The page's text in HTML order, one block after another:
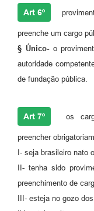
Art 6º
preenche um cargo
§ Único- o
autoridade
de fundação pública.
Art 7º os
preencher
I- seja brasileiro nato
II- tenha sido
preenchimento de
III- esteja no gozo